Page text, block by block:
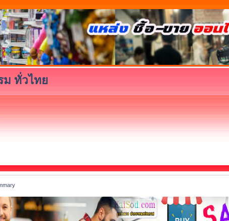
ม ทั่วไทย